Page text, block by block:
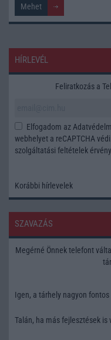
HÍRLEVÉL
Feliratkozás a
Elfogadom az
webhelyet a reCAPTCHA
szolgáltatási feltételek
Korábbi hírlevelek
SZAVAZÁS
Megérné Önnek telefont
Igen, a tárhely nagyon fontos
Talán, ha más fejlesztések is